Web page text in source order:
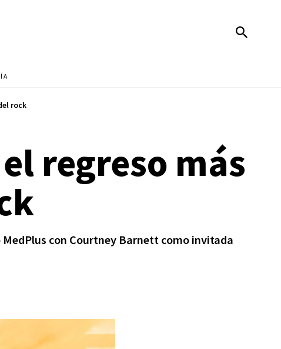
rock
regreso más
con Courtney Barnett como invitada